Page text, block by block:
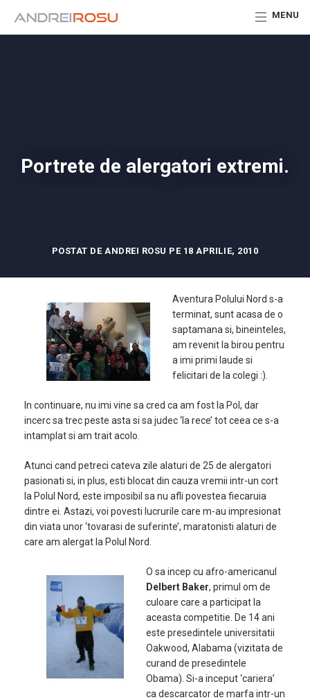
MENU
Portrete de alergatori extremi.
POSTAT DE ANDREI ROSU PE 18 APRILIE, 2010
Aventura Polului Nord s-a
terminat, sunt acasa de o
saptamana si, bineinteles,
am revenit la birou pentru
a imi primi laude si
felicitari de la colegi :).
In continuare, nu imi vine sa cred ca am fost la Pol, dar
incerc sa trec peste asta si sa judec ‘la rece’ tot ceea ce s-a
intamplat si am trait acolo.
Atunci cand petreci cateva zile alaturi de 25 de alergatori
pasionati si, in plus, esti blocat din cauza vremii intr-un cort
la Polul Nord, este imposibil sa nu afli povestea fiecaruia
dintre ei. Astazi, voi povesti lucrurile care m-au impresionat
din viata unor ‘tovarasi de suferinte’, maratonisti alaturi de
care am alergat la Polul Nord.
O sa incep cu afro-americanul
Delbert Baker, primul om de
culoare care a participat la
aceasta competitie. De 14 ani
este presedintele universitatii
Oakwood, Alabama (vizitata de
curand de presedintele
Obama). Si-a inceput ‘cariera’
ca descarcator de marfa intr-un